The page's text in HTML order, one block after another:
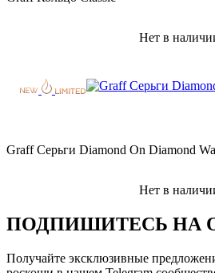
Нет в
Graff Серьги Diamond On Diamond
Нет в
ПОДПИШИТЕСЬ НА
Получайте эксклюзивные